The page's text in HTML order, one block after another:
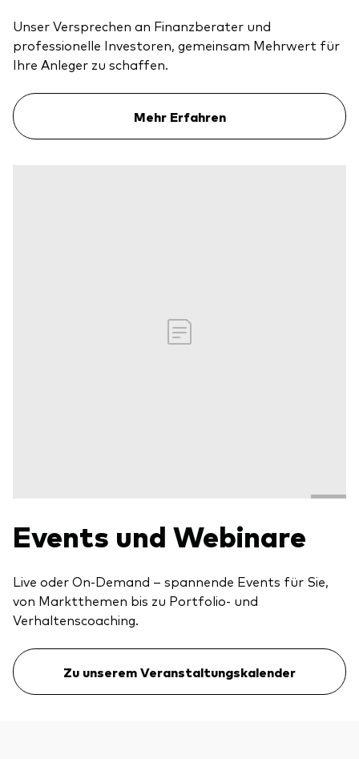
Unser Versprechen an Finanzberater und
professionelle Investoren, gemeinsam Mehrwert für
Ihre Anleger zu schaffen.
Mehr Erfahren
Events und Webinare
Live oder On-Demand – spannende Events für Sie,
von Marktthemen bis zu Portfolio- und
Verhaltenscoaching.
Zu unserem Veranstaltungskalender